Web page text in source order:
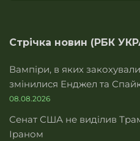
Стрічка новин (РБК
Вампіри, в яких
змінилися Енджел та
08.08.2026
Сенат США не виділив
Іраном